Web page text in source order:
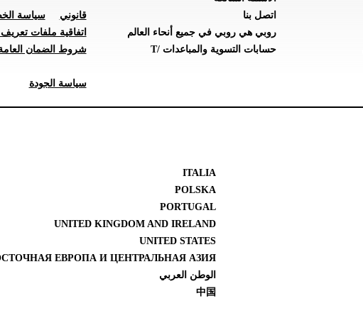
اتصل بنا
روبي هي روبي في جميع أنحاء العالم
حسابات التسوية والمباعدات /T
قانوني
سياسة
اتفاقية ملفات تعريف
شروط الضمان
سياسة الجودة
ITALIA
POLSKA
PORTUGAL
UNITED KINGDOM AND IRELAND
UNITED STATES
ЕВРОПА И ЦЕНТРАЛЬНАЯ АЗИЯ
الوطن العربي
中国